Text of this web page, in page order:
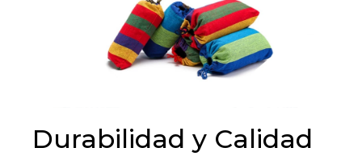
Durabilidad y Calidad